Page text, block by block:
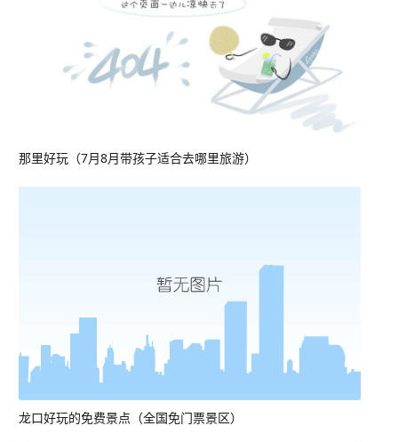
那里好玩（7月8月带孩子适合去哪里旅游）
龙口好玩的免费景点（全国免门票景区）